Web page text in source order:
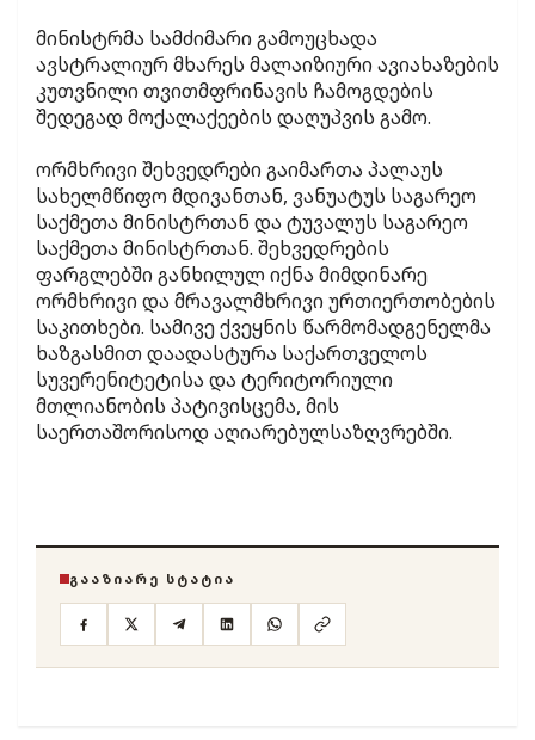
მინისტრმა სამძიმარი გამოუცხადა
ავსტრალიურ მხარეს მალაიზიური ავიახაზების
კუთვნილი თვითმფრინავის ჩამოგდების
შედეგად მოქალაქეების დაღუპვის გამო.
ორმხრივი შეხვედრები გაიმართა პალაუს
სახელმწიფო მდივანთან, ვანუატუს საგარეო
საქმეთა მინისტრთან და ტუვალუს საგარეო
საქმეთა მინისტრთან. შეხვედრების
ფარგლებში განხილულ იქნა მიმდინარე
ორმხრივი და მრავალმხრივი ურთიერთობების
საკითხები. სამივე ქვეყნის წარმომადგენელმა
ხაზგასმით დაადასტურა საქართველოს
სუვერენიტეტისა და ტერიტორიული
მთლიანობის პატივისცემა, მის
საერთაშორისოდ აღიარებულსაზღვრებში.
ᲒᲐᲐᲖᲘᲐᲠᲔ ᲡᲢᲐᲢᲘᲐ